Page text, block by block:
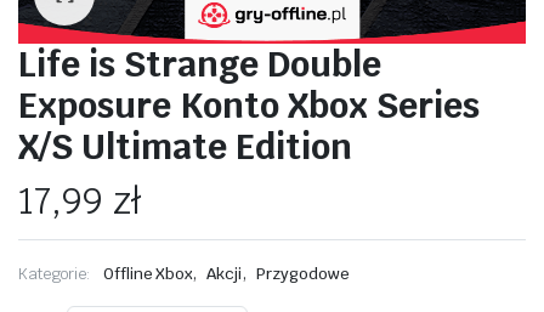
Life is Strange Double
Exposure Konto Xbox Series
X/S Ultimate Edition
17,99 zł
Kategorie: Offline Xbox, Akcji, Przygodowe